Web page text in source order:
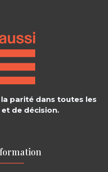
parité dans toutes les
de décision.